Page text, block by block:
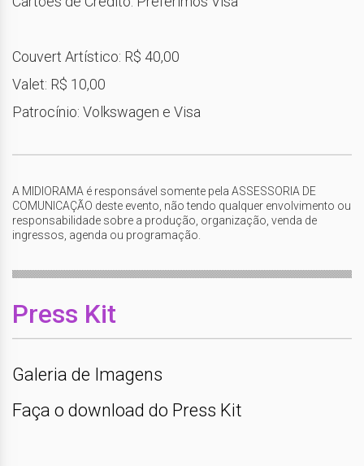
Couvert Artístico: R$ 40,00
Valet: R$ 10,00
Patrocínio: Volkswagen e Visa
A MIDIORAMA é responsável somente pela ASSESSORIA DE
COMUNICAÇÃO deste evento, não tendo qualquer envolvimento ou
responsabilidade sobre a produção, organização, venda de
ingressos, agenda ou programação.
Press Kit
Galeria de Imagens
Faça o download do Press Kit